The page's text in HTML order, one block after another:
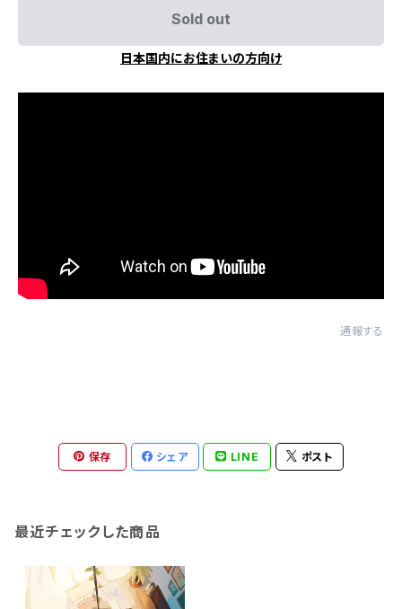
Sold out
日本国内にお住まいの方向け
通報する
保存 シェア LINE ポスト
最近チェックした商品